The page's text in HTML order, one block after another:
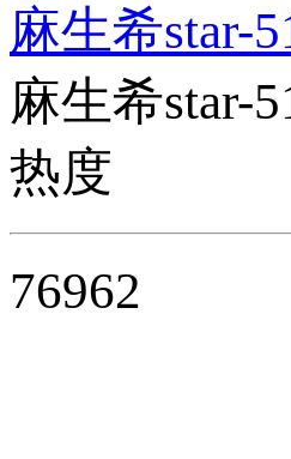
麻生希star-
麻生希star-
热度
76962